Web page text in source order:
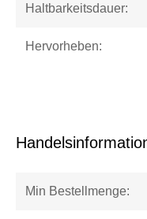
Haltbarkeitsdauer:
Hervorheben:
Min Bestellmenge: